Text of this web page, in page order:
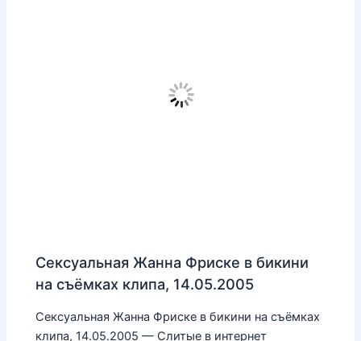
Сексуальная Жанна Фриске в бикини
на съёмках клипа, 14.05.2005
Сексуальная Жанна Фриске в бикини на съёмках
клипа, 14.05.2005 — Слитые в интернет